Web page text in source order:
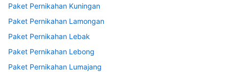
Paket Pernikahan Kuningan
Paket Pernikahan Lamongan
Paket Pernikahan Lebak
Paket Pernikahan Lebong
Paket Pernikahan Lumajang